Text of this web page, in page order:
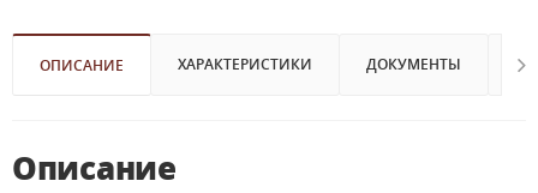
ОПИСАНИЕ ХАРАКТЕРИСТИКИ ДОКУМЕНТЫ
Описание